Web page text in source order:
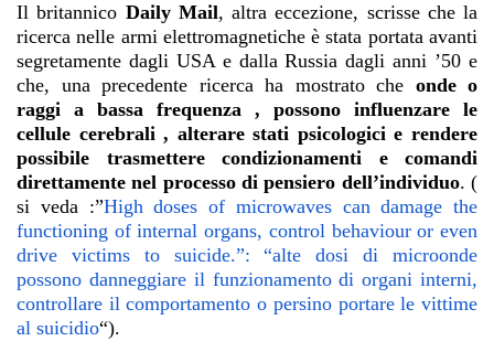
Il britannico Daily Mail, altra eccezione, scrisse che la
ricerca nelle armi elettromagnetiche è stata portata avanti
segretamente dagli USA e dalla Russia dagli anni ’50 e
che, una precedente ricerca ha mostrato che onde o
raggi a bassa frequenza , possono influenzare le
cellule cerebrali , alterare stati psicologici e rendere
possibile trasmettere condizionamenti e comandi
direttamente nel processo di pensiero dell’individuo. (
si veda :”High doses of microwaves can damage the
functioning of internal organs, control behaviour or even
drive victims to suicide.”: “alte dosi di microonde
possono danneggiare il funzionamento di organi interni,
controllare il comportamento o persino portare le vittime
al suicidio“).